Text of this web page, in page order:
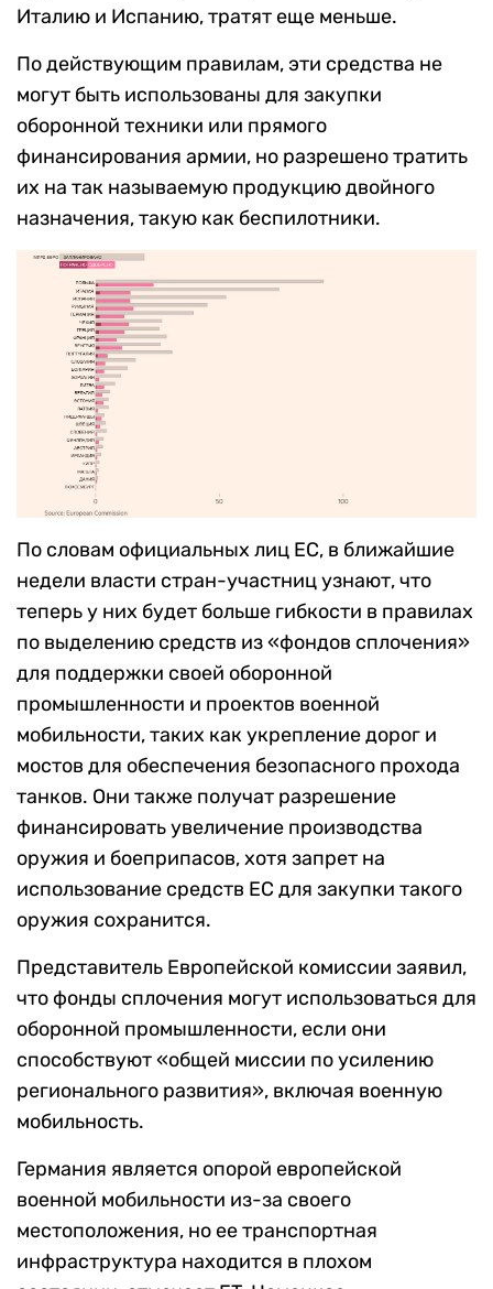
Италию и Испанию, тратят еще меньше.
По действующим правилам, эти средства не
могут быть использованы для закупки
оборонной техники или прямого
финансирования армии, но разрешено тратить
их на так называемую продукцию двойного
назначения, такую ​​как беспилотники.
По словам официальных лиц ЕС, в ближайшие
недели власти стран-участниц узнают, что
теперь у них будет больше гибкости в правилах
по выделению средств из «фондов сплочения»
для поддержки своей оборонной
промышленности и проектов военной
мобильности, таких как укрепление дорог и
мостов для обеспечения безопасного прохода
танков. Они также получат разрешение
финансировать увеличение производства
оружия и боеприпасов, хотя запрет на
использование средств ЕС для закупки такого
оружия сохранится.
Представитель Европейской комиссии заявил,
что фонды сплочения могут использоваться для
оборонной промышленности, если они
способствуют «общей миссии по усилению
регионального развития», включая военную
мобильность.
Германия является опорой европейской
военной мобильности из-за своего
местоположения, но ее транспортная
инфраструктура находится в плохом